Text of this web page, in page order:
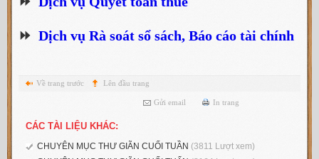
⏩ Dịch vụ Rà soát sổ sách, Báo cáo tài chính
Về trang trước Lên đầu trang
Gửi email In trang
CÁC TÀI LIỆU KHÁC:
CHUYÊN MỤC THƯ GIÃN CUỐI TUẦN (3811 Lượt xem)